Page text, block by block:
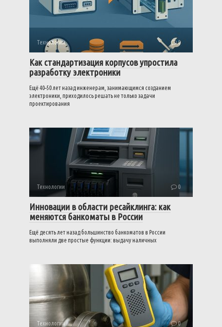
Технологии 0
Как стандартизация корпусов упростила
разработку электроники
Ещё 40–50 лет назад инженерам, занимающимся созданием
электроники, приходилось решать не только задачи
проектирования
Технологии 0
Инновации в области ресайклинга: как
меняются банкоматы в России
Ещё десять лет назад большинство банкоматов в России
выполняли две простые функции: выдачу наличных
Технологии 0